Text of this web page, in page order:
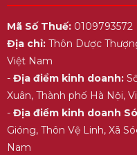
Mã Số Thuế:0109793572
Địa chỉ:Thôn Dược
Việt Nam
- Địa điểm kinh doanh:
Xuân, Thành phố Hà Nội,
- Địa điểm kinh doanh
Gióng, Thôn Vệ Linh, Xã
Nam